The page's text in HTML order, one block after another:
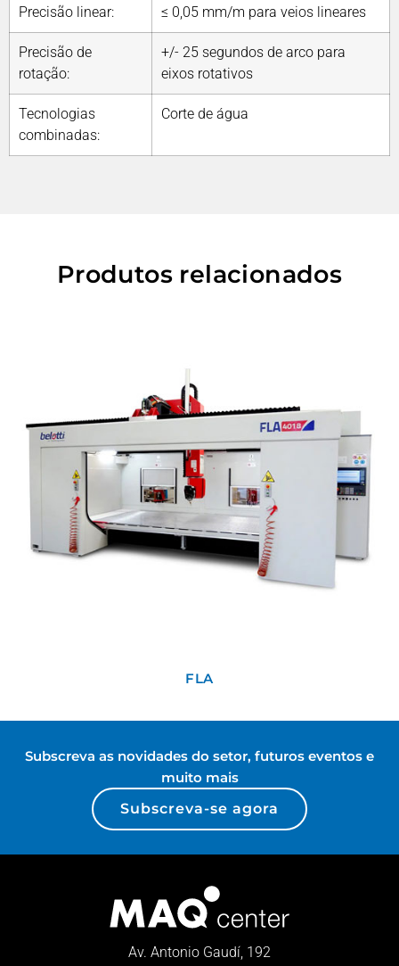
Precisão linear: ≤ 0,05 mm/m para veios lineares
Precisão de
rotação:
+/- 25 segundos de arco para
eixos rotativos
Tecnologias
combinadas:
Corte de água
Produtos relacionados
FLA
Subscreva as novidades do setor, futuros eventos e
muito mais
Subscreva-se agora
Av. Antonio Gaudí, 192